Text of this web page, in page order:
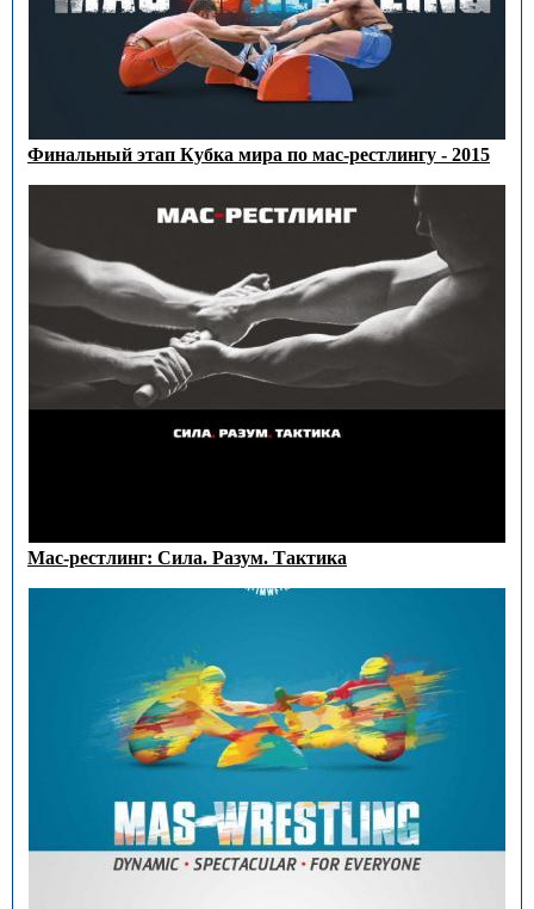
Финальный этап Кубка мира по мас-рестлингу - 2015
Мас-рестлинг: Сила. Разум. Тактика